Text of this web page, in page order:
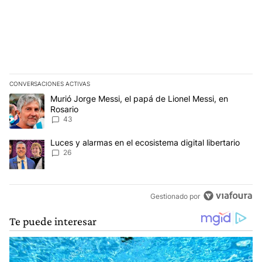
CONVERSACIONES ACTIVAS
Este listado muestra los artículos con más comentarios en los
Un artículo de tendencia con el título "Murió Jorge Messi, el
Murió Jorge Messi, el papá de Lionel Messi, en
Rosario
43
Un artículo de tendencia con el título "Luces y alarmas en el
Luces y alarmas en el ecosistema digital libertario
26
Gestionado por